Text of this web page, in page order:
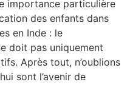
importance particulière
des enfants dans
en Inde : le
doit pas uniquement
Après tout, n’oublions
sont l’avenir de